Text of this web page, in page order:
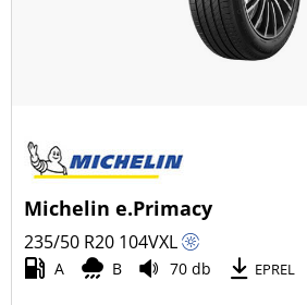
Tip autovehicul
Toate tipurile (13)
Autoturism (8)
SUV (5)
Michelin e.Primacy
235/50 R20 104VXL
A B 70 db EPREL